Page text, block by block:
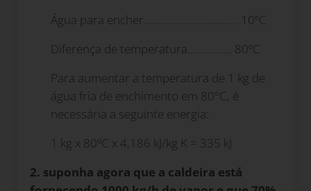
Água para encher.................................. 10ºC
Diferença de temperatura................ 80ºC
Para aumentar a temperatura de 1 kg de
água fria de enchimento em 80°C, é
necessária a seguinte energia:
1 kg x 80ºC x 4,186 kJ/kg K = 335 kJ
2. suponha agora que a caldeira está